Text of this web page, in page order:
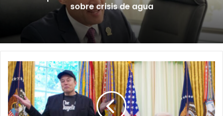
Trump
sobre
Musk:
"Estoy
muy